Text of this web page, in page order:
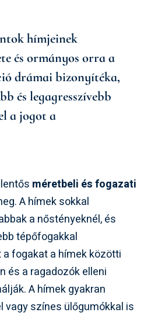
hímjeinek
és ormányos orra a
drámai bizonyítéka,
és legagresszívebb
a jogot a
méretbeli és fogazati
A hímek sokkal
a nőstényeknél, és
tépőfogakkal
fogakat a hímek közötti
és a ragadozók elleni
A hímek gyakran
színes ülőgumókkal is